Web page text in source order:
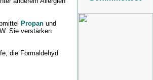
Propan und
Sie verstärken
die Formaldehyd